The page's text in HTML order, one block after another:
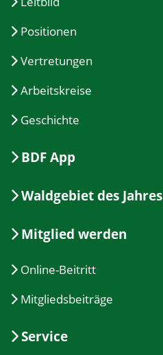
Positionen
Vertretungen
Arbeitskreise
Geschichte
BDF App
Waldgebiet des Jahres
Mitglied werden
Online-Beitritt
Mitgliedsbeiträge
Service